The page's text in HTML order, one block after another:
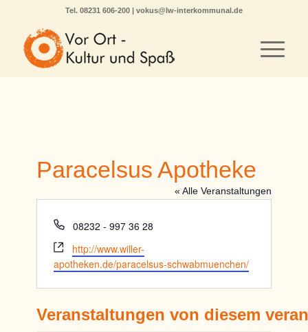
Tel. 08231 606-200 | vokus@lw-interkommunal.de
Paracelsus Apotheke
« Alle Veranstaltungen
Telefon
08232 - 997 36 28
Webseite
http://www.willer-
apotheken.de/paracelsus-schwabmuenchen/
Veranstaltungen von diesem